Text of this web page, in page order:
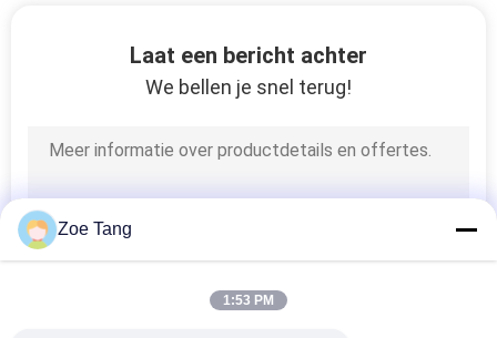
Laat een bericht achter
We bellen je snel terug!
Zoe Tang
1:53 PM